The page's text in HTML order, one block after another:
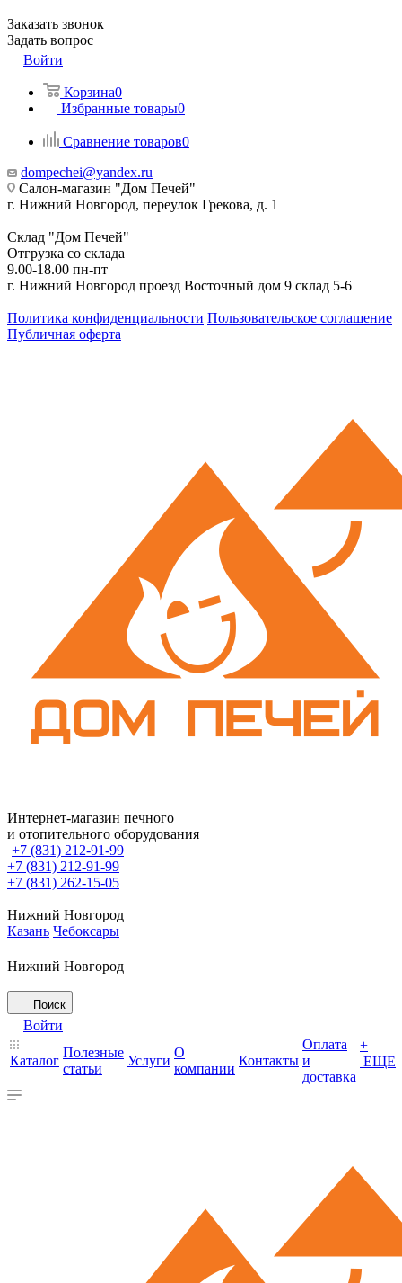
Заказать звонок
Задать вопрос
Войти
Корзина0
Избранные товары0
Сравнение товаров0
dompechei@yandex.ru
Салон-магазин "Дом Печей"
г. Нижний Новгород, переулок Грекова, д. 1
Склад "Дом Печей"
Отгрузка со склада
9.00-18.00 пн-пт
г. Нижний Новгород проезд Восточный дом 9 склад 5-6
Политика конфиденциальности Пользовательское соглашение
Публичная оферта
Интернет-магазин печного
и отопительного оборудования
+7 (831) 212-91-99
+7 (831) 212-91-99
+7 (831) 262-15-05
Нижний Новгород
Казань Чебоксары
Нижний Новгород
Поиск
Войти
Каталог
Полезные
статьи
Услуги
О
компании
Контакты
Оплата
и
доставка
+
ЕЩЕ